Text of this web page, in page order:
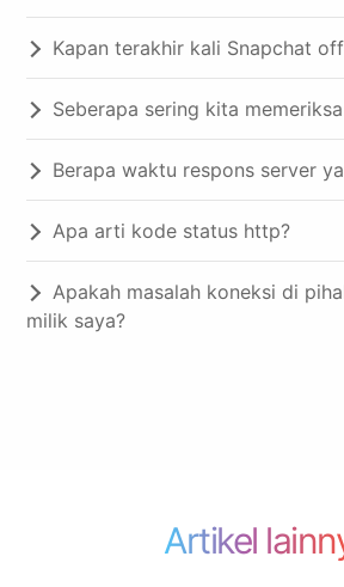
Kapan terakhir kali Snapchat
Seberapa sering kita
Berapa waktu respons server
Apa arti kode status http?
Apakah masalah koneksi di
milik saya?
Artikel